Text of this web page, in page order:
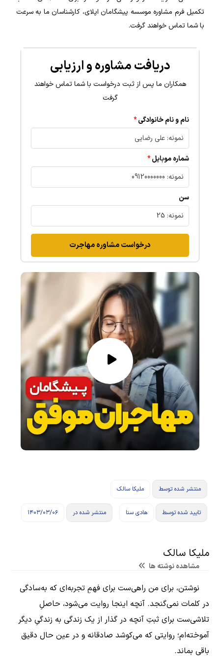
تکمیل فرم مشاوره موسسه پیشگامان اپلای، کارشناسان ما به سرعت
با شما تماس خواهند گرفت.
دریافت مشاوره و ارزیابی
همکاران ما پس از ثبت درخواست با شما تماس خواهند
گرفت
نام و نام خانوادگی
شماره موبایل
سن
درخواست مشاوره مهاجرت
منتشر شده توسط ملیکا سالک
تایید شده توسط هادی سنا منتشر شده در ۱۴۰۳/۰۳/۰۶
ملیکا سالک
مشاهده نوشته ها
نوشتن، برای من راهی‌ست برای فهمِ تجربه‌ای که به‌سادگی
در کلمات نمی‌گنجد. آنچه اینجا روایت می‌شود، حاصلِ
تلاشی‌ست برای ثبتِ آنچه در گذار از یک زندگی به زندگیِ دیگر
آموخته‌ام؛ روایتی که می‌کوشد صادقانه و در عین حال دقیق
باقی بماند.